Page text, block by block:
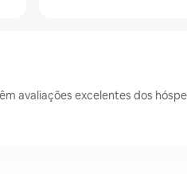
avaliações excelentes dos